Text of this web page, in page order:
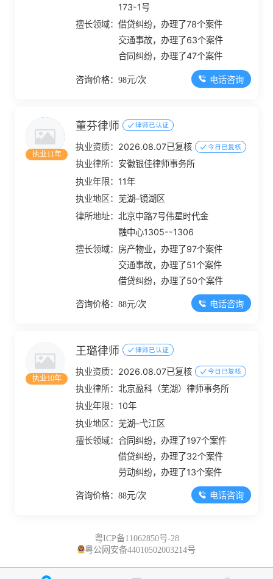
173-1号
擅长领域：借贷纠纷，办理了78个案件
交通事故，办理了63个案件
合同纠纷，办理了47个案件
咨询价格：98元/次 电话咨询
执业11年
董芬律师 律师已认证
执业资质： 2026.08.07已复核 今日已复核
执业律所： 安徽银佳律师事务所
执业年限： 11年
执业地区：芜湖–镜湖区
律所地址：北京中路7号伟星时代金
融中心1305--1306
擅长领域： 房产物业，办理了97个案件
交通事故，办理了51个案件
借贷纠纷，办理了50个案件
咨询价格：88元/次 电话咨询
执业10年
王璐律师 律师已认证
执业资质： 2026.08.07已复核 今日已复核
执业律所：北京盈科（芜湖）律师事务所
执业年限： 10年
执业地区：芜湖–弋江区
擅长领域：合同纠纷，办理了197个案件
借贷纠纷，办理了32个案件
劳动纠纷，办理了13个案件
咨询价格：88元/次 电话咨询
粤ICP备11062850号-28
粤公网安备44010502003214号